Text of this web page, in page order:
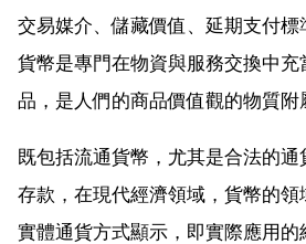
交易媒介、儲藏價值、延期支付
貨幣是專門在物資與服務交換中
品，是人們的商品價值觀的物質附
既包括流通貨幣，尤其是合法的
存款，在現代經濟領域，貨幣的領
實體通貨方式顯示，即實際應用